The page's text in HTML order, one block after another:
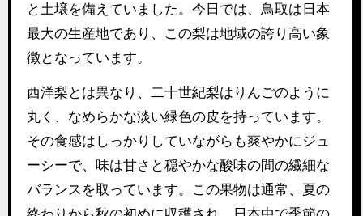
と土壌を備えていました。今日では、鳥取は日本
最大の生産地であり、この梨は地域の誇り高い象
徴となっています。
西洋梨とは異なり、二十世紀梨はりんごのように
丸く、なめらかな淡い緑色の皮を持っています。
その食感はしっかりしていながらも爽やかにジュ
ーシーで、味は甘さと穏やかな酸味の間の繊細な
バランスを取っています。この果物は通常、夏の